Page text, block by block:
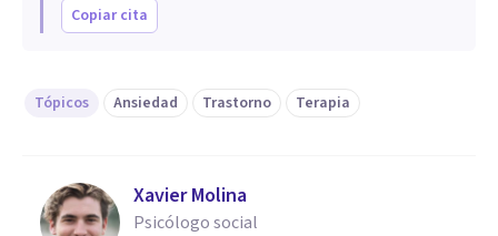
Copiar cita
Tópicos Ansiedad Trastorno Terapia
Xavier Molina
Psicólogo social